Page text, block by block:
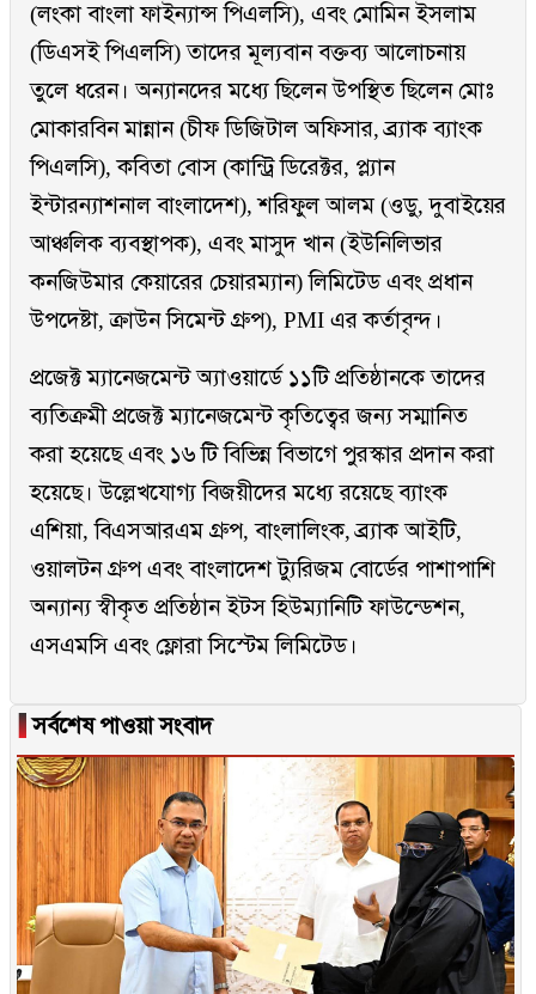
(লংকা বাংলা ফাইন্যান্স পিএলসি), এবং মোমিন ইসলাম
(ডিএসই পিএলসি) তাদের মূল্যবান বক্তব্য আলোচনায়
তুলে ধরেন। অন্যানদের মধ্যে ছিলেন উপস্থিত ছিলেন মোঃ
মোকারবিন মান্নান (চীফ ডিজিটাল অফিসার, ব্র্যাক ব্যাংক
পিএলসি), কবিতা বোস (কান্ট্রি ডিরেক্টর, প্ল্যান
ইন্টারন্যাশনাল বাংলাদেশ), শরিফুল আলম (ওডু, দুবাইয়ের
আঞ্চলিক ব্যবস্থাপক), এবং মাসুদ খান (ইউনিলিভার
কনজিউমার কেয়ারের চেয়ারম্যান) লিমিটেড এবং প্রধান
উপদেষ্টা, ক্রাউন সিমেন্ট গ্রুপ), PMI এর কর্তাবৃন্দ।
প্রজেক্ট ম্যানেজমেন্ট অ্যাওয়ার্ডে ১১টি প্রতিষ্ঠানকে তাদের
ব্যতিক্রমী প্রজেক্ট ম্যানেজমেন্ট কৃতিত্বের জন্য সম্মানিত
করা হয়েছে এবং ১৬ টি বিভিন্ন বিভাগে পুরস্কার প্রদান করা
হয়েছে। উল্লেখযোগ্য বিজয়ীদের মধ্যে রয়েছে ব্যাংক
এশিয়া, বিএসআরএম গ্রুপ, বাংলালিংক, ব্র্যাক আইটি,
ওয়ালটন গ্রুপ এবং বাংলাদেশ ট্যুরিজম বোর্ডের পাশাপাশি
অন্যান্য স্বীকৃত প্রতিষ্ঠান ইটস হিউম্যানিটি ফাউন্ডেশন,
এসএমসি এবং ফ্লোরা সিস্টেম লিমিটেড।
▐সর্বশেষ পাওয়া সংবাদ